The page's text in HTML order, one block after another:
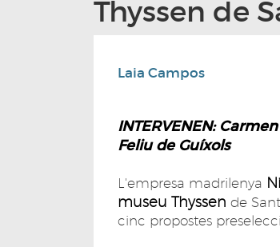
Thyssen de
Laia Campos
INTERVENEN:
Feliu de Guíxols
L'empresa madrilenya
museu Thyssen de
cinc propostes